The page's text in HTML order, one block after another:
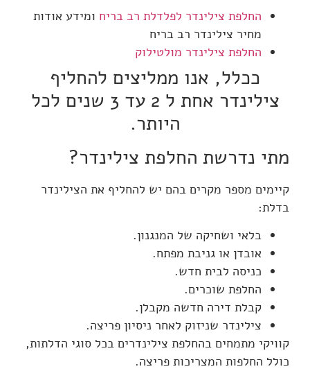
החלפת צילינדר לפלדלת רב בריח ומידע אודות
מחיר צילינדר רב בריח
החלפת צילינדר מולטילוק
ככלל, אנו ממליצים להחליף
צילינדר אחת ל 2 עד 3 שנים לכל
היותר.
מתי נדרשת החלפת צילינדר?
קיימים מספר מקרים בהם יש להחליף את הצילינדר
בדלת:
בלאי ושחיקה של המנגנון.
אובדן או גניבת מפתח.
כניסה לבית חדש.
החלפת שוכרים.
קבלת דירה חדשה מקבלן.
צילינדר שניזוק לאחר ניסיון פריצה.
קוויקי מתמחים בהחלפת צילינדרים בכל סוגי הדלתות,
כולל החלפות המצריכות פריצה.